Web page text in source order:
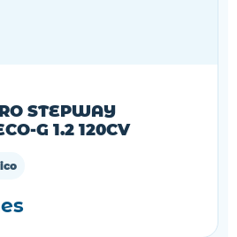
STEPWAY
G 1.2 120CV